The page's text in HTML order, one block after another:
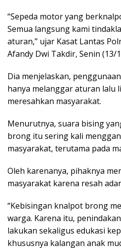
“Sepeda motor yang
Semua langsung kami
aturan,” ujar Kasat Lantas
Afandy Dwi Takdir, Senin (13/
Dia menjelaskan,
hanya melanggar aturan lalu
meresahkan masyarakat.
Menurutnya, suara bising
brong itu sering kali
masyarakat, terutama pada
Oleh karenanya, pihaknya
masyarakat karena resah
“Kebisingan knalpot brong
warga. Karena itu,
lakukan sekaligus edukasi
khususnya kalangan anak